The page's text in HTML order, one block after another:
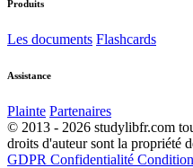
Produits
Les documents Flashcards
Assistance
Plainte Partenaires
© 2013 - 2026 studylibfr.com
droits d'auteur sont la propriété
GDPR Confidentialité